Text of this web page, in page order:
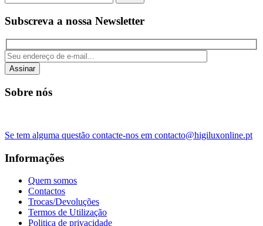
Subscreva a nossa Newsletter
Assinar
Sobre nós
Se tem alguma questão contacte-nos em contacto@higiluxonline.pt
Informações
Quem somos
Contactos
Trocas/Devoluções
Termos de Utilização
Politica de privacidade